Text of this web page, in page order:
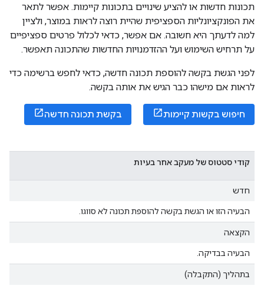
תכונות חדשות או להציע שינויים בתכונות קיימות. אפשר לתאר
את הפונקציונליות הספציפית שהיית רוצה לראות במוצר, ולציין
למה לדעתך היא חשובה. אם אפשר, כדאי לכלול פרטים ספציפיים
על תרחיש השימוש ועל ההזדמנויות החדשות שהתכונה תאפשר.
לפני הגשת בקשה להוספת תכונה חדשה, כדאי לחפש ברשימה כדי
לראות אם מישהו כבר הגיש את אותה בקשה.
חיפוש בקשות קיימות בקשת תכונה חדשה
קודי סטטוס של מעקב אחר בעיות
חדש
הבעיה הזו או הגשת בקשה להוספת תכונה לא סווגו.
הקצאה
הבעיה בבדיקה.
בתהליך (התקבלה)